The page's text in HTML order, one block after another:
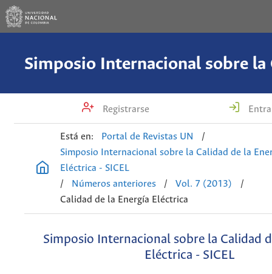
Registrarse
Está en: Portal de Revistas UN
/
Simposio Internacional sobre la Calidad de la
Eléctrica - SICEL
/
Números anteriores / Vol. 7 (2013)
/
Calidad de la Energía Eléctrica
Simposio Internacional sobre la Calidad
Eléctrica - SICEL